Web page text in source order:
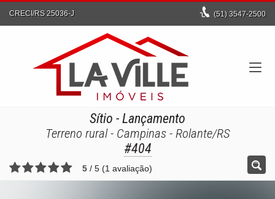
CRECI/RS 25036-J (51) 3547-2500
Sítio - Lançamento
Terreno rural - Campinas - Rolante/RS
#404
5 / 5 (1 avaliação)